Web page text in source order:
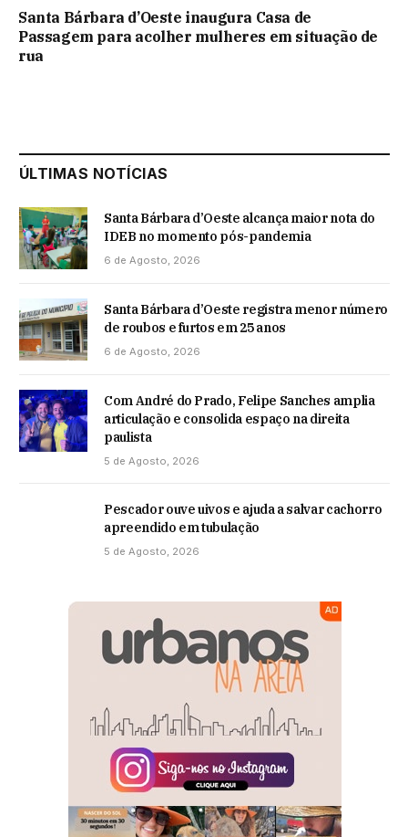
Santa Bárbara d’Oeste inaugura Casa de
Passagem para acolher mulheres em situação de
rua
ÚLTIMAS NOTÍCIAS
Santa Bárbara d’Oeste alcança maior nota do
IDEB no momento pós-pandemia
6 de Agosto, 2026
Santa Bárbara d’Oeste registra menor número
de roubos e furtos em 25 anos
6 de Agosto, 2026
Com André do Prado, Felipe Sanches amplia
articulação e consolida espaço na direita
paulista
5 de Agosto, 2026
Pescador ouve uivos e ajuda a salvar cachorro
apreendido em tubulação
5 de Agosto, 2026